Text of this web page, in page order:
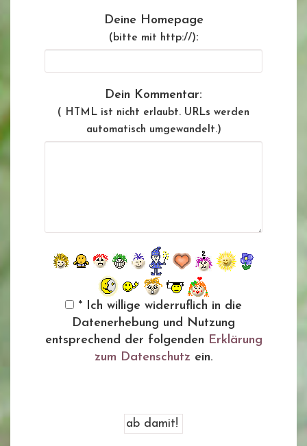
Deine Homepage
(bitte mit http://):
Dein Kommentar:
( HTML ist nicht erlaubt. URLs werden
automatisch umgewandelt.)
* Ich willige widerruflich in die
Datenerhebung und Nutzung
entsprechend der folgenden Erklärung
zum Datenschutz ein.